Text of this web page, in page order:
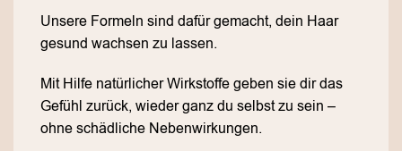
Unsere Formeln sind dafür gemacht, dein Haar
gesund wachsen zu lassen.
Mit Hilfe natürlicher Wirkstoffe geben sie dir das
Gefühl zurück, wieder ganz du selbst zu sein –
ohne schädliche Nebenwirkungen.